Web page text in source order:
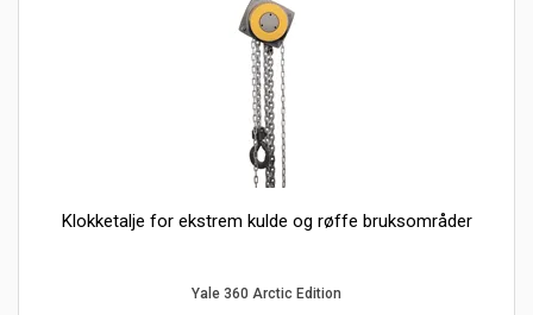
Klokketalje for ekstrem kulde og røffe bruksområder
Yale 360 Arctic Edition